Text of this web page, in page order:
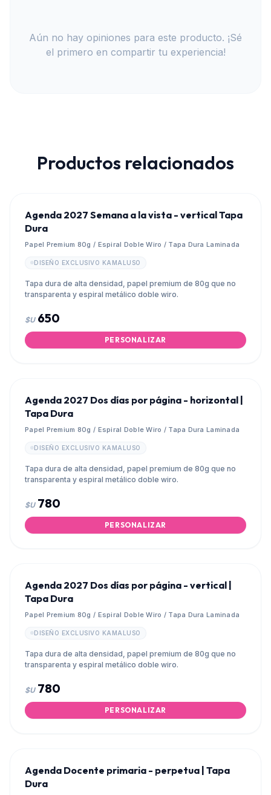
Aún no hay opiniones para este producto. ¡Sé
el primero en compartir tu experiencia!
Productos relacionados
Agenda 2027 Semana a la vista - vertical Tapa
Dura
Papel Premium 80g / Espiral Doble Wiro / Tapa Dura Laminada
DISEÑO EXCLUSIVO KAMALUSO
Tapa dura de alta densidad, papel premium de 80g que no
transparenta y espiral metálico doble wiro.
$U 650
PERSONALIZAR
Agenda 2027 Dos días por página - horizontal |
Tapa Dura
Papel Premium 80g / Espiral Doble Wiro / Tapa Dura Laminada
DISEÑO EXCLUSIVO KAMALUSO
Tapa dura de alta densidad, papel premium de 80g que no
transparenta y espiral metálico doble wiro.
$U 780
PERSONALIZAR
Agenda 2027 Dos días por página - vertical |
Tapa Dura
Papel Premium 80g / Espiral Doble Wiro / Tapa Dura Laminada
DISEÑO EXCLUSIVO KAMALUSO
Tapa dura de alta densidad, papel premium de 80g que no
transparenta y espiral metálico doble wiro.
$U 780
PERSONALIZAR
Agenda Docente primaria - perpetua | Tapa
Dura